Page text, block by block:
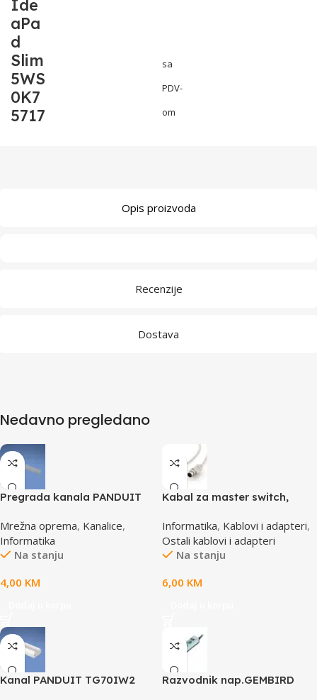
Ide
aPa
d
Slim
5WS
0K7
5717
sa
PDV-
om
Opis proizvoda
Recenzije
Dostava
Nedavno pregledano
Pregrada kanala PANDUIT
Mrežna oprema, Kanalice,
Informatika
Na stanju
4,00 KM
Kabal za master switch,
GEMBIRD
Informatika, Kablovi i adapteri,
Ostali kablovi i adapteri
Na stanju
6,00 KM
Kanal PANDUIT TG70IW2
Razvodnik nap.GEMBIRD